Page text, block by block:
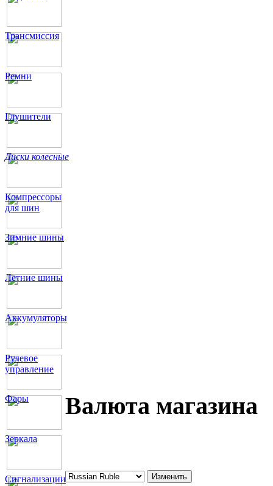
Трансмиссия
Ремни
Глушители
Диски колесные
Компрессоры
для шин
Зимние шины
Летние шины
Аккумуляторы
Рулевое
управление
Фары
Зеркала
Сигнализации
Валюта магазина